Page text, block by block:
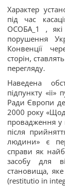
Характер
під час
ОСОБА_1 ,
порушення
Конвенції
сторін,
перегляду.
Наведена
підпункту «іі»
Ради Європи
2000 року
провадження у
після
людини» є
справи як
засобу для
становища,
(restitutio in